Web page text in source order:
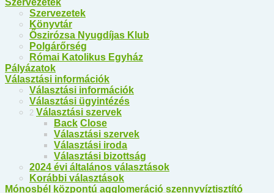
Szervezetek
Szervezetek
Könyvtár
Őszirózsa Nyugdíjas Klub
Polgárőrség
Római Katolikus Egyház
Pályázatok
Választási információk
Választási információk
Választási ügyintézés
2 Választási szervek
Back Close
Választási szervek
Választási iroda
Választási bizottság
2024 évi általános választások
Korábbi választások
Mónosbél központú agglomeráció szennyvíztisztító